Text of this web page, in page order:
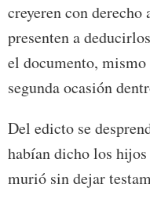
creyeren con derecho
presenten a
el documento,
segunda ocasión
Del edicto se
habían dicho los
murió sin dejar